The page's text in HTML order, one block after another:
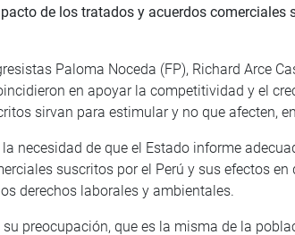
de los tratados y acuerdos comerciales
Paloma Noceda (FP), Richard Arce
en apoyar la competitividad y el
sirvan para estimular y no que afecten,
necesidad de que el Estado informe
suscritos por el Perú y sus efectos
derechos laborales y ambientales.
su preocupación, que es la misma de la